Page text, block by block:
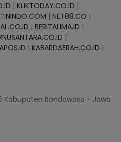
| KLIKTODAY.CO.ID |
| NET88.CO |
| BERITALIMA.ID |
|
| KABARDAERAH.CO.ID |
Kabupaten Bondowoso - Jawa